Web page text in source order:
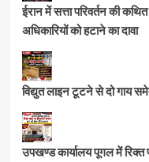
ईरान में सत्ता परिवर्तन की
अधिकारियों को हटाने का दावा
विद्युत लाइन टूटने से दो गाय
उपखण्ड कार्यालय पूगल में रिक्त